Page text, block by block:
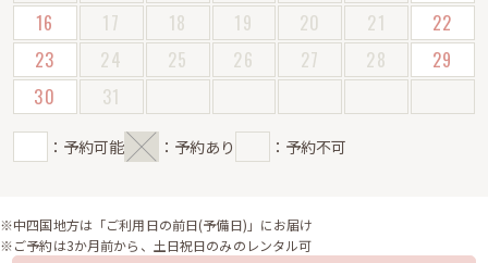
16
17 18 19 20 21
22
23
24 25 26 27 28
29
30
31
：予約可能 ：予約あり ：予約不可
※中四国地方は「ご利用日の前日(予備日)」にお届け
※ご予約は3か月前から、土日祝日のみのレンタル可